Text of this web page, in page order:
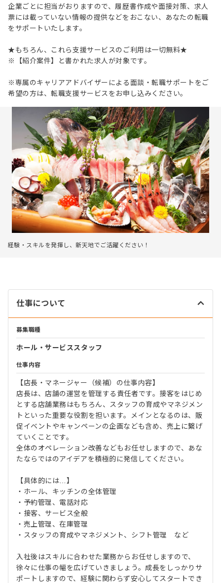
企業ごとに担当がおりますので、履歴書作成や面接対策、求人
票には載っていない情報の提供などをおこない、あなたの転職
をサポートいたします。
★もちろん、これら支援サービスのご利用は一切無料★
※【紹介案件】と書かれた求人が対象です。
※専属のキャリアアドバイザーによる面談・転職サポートをご
希望の方は、転職支援サービスをお申し込みください。
経験・スキルを発揮し、新天地でご活躍ください！
仕事について
募集職種
ホール・サービススタッフ
仕事内容
【店長・マネージャー（候補）の仕事内容】
店長は、店舗の運営を管理する責任者です。接客をはじめ
とする店舗業務はもちろん、スタッフの育成やマネジメン
トといった重要な役割を担います。メインとなるのは、販
促イベントやキャンペーンの企画なども含め、売上に繋げ
ていくことです。
全体のオペレーション改善などもお任せしますので、あな
たならではのアイデアを積極的に発信してください。
【具体的には…】
・ホール、キッチンの全体管理
・予約管理、電話対応
・接客、サービス全般
・売上管理、在庫管理
・スタッフの育成やマネジメント、シフト管理 など
入社後はスキルに合わせた業務からお任せしますので、
徐々に仕事の幅を広げていきましょう。成長をしっかりサ
ポートしますので、経験に関わらず安心してスタートでき